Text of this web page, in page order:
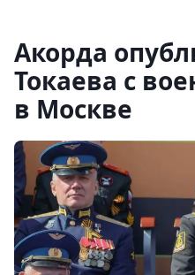
Акорда
Токаева с
в Москве